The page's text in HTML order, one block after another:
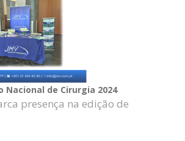
Nacional de Cirurgia 2024
presença na edição de